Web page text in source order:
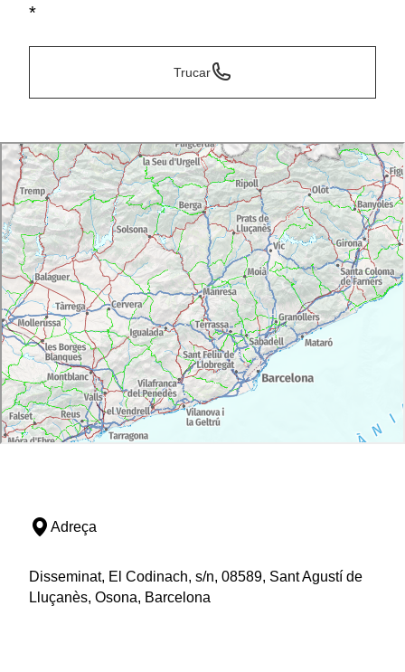
*
Trucar
Adreça
Disseminat, El Codinach, s/n, 08589, Sant Agustí de
Lluçanès, Osona, Barcelona